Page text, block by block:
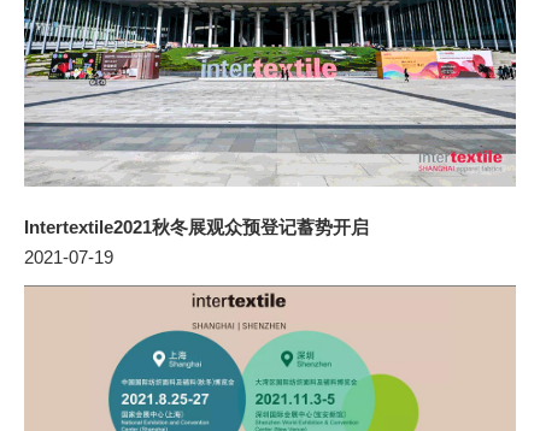
Intertextile2021秋冬展观众预登记蓄势开启
2021-07-19